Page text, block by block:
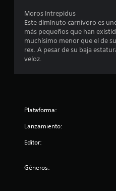
Moros Intrepidus
Este diminuto carnívoro es
más pequeños que han
muchísimo menor que el de
rex. A pesar de su baja
veloz.
Plataforma:
Lanzamiento:
Editor:
Géneros: